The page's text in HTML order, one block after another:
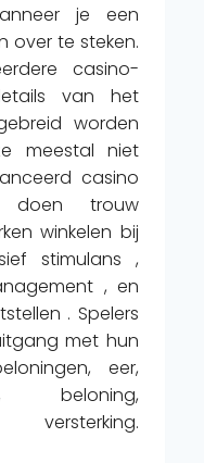
je een
over te steken.
casino-
van het
worden
meestal niet
casino
doen trouw
winkelen bij
stimulans ,
, en
. Spelers
met hun
eer,
beloning,